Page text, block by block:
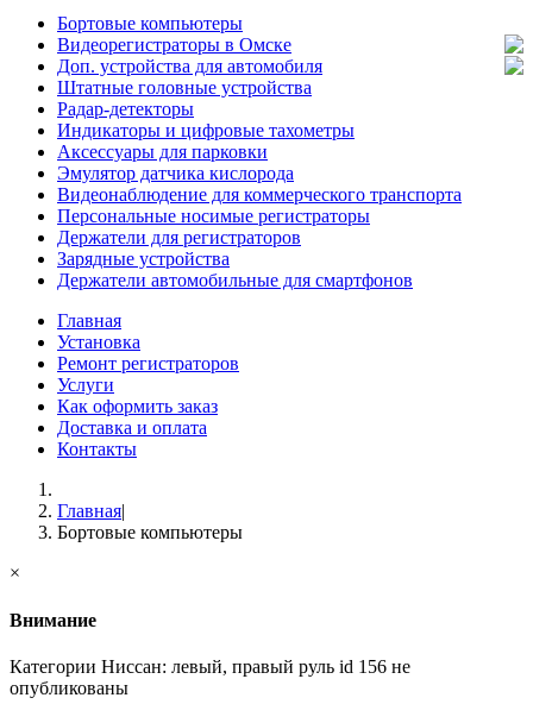
Бортовые компьютеры
Видеорегистраторы в Омске
Доп. устройства для автомобиля
Штатные головные устройства
Радар-детекторы
Индикаторы и цифровые тахометры
Аксессуары для парковки
Эмулятор датчика кислорода
Видеонаблюдение для коммерческого транспорта
Персональные носимые регистраторы
Держатели для регистраторов
Зарядные устройства
Держатели автомобильные для смартфонов
Главная
Установка
Ремонт регистраторов
Услуги
Как оформить заказ
Доставка и оплата
Контакты
Главная|
Бортовые компьютеры
×
Внимание
Категории Ниссан: левый, правый руль id 156 не
опубликованы